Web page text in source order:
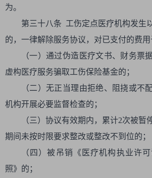
为。
第三十八条 工伤定点医疗机构发生
的，一律解除服务协议，对已支付的费用
（一）通过伪造医疗文书、财务票
虚构医疗服务骗取工伤保险基金的；
（二）无正当理由拒绝、阻挠或不
机构开展必要监督检查的；
（三）协议有效期内，累计2次被暂
期间未按时限要求整改或整改不到位的；
（四）被吊销《医疗机构执业许
照》的；